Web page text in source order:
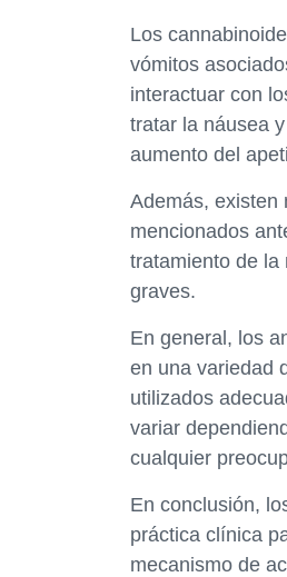
Los
vómitos
interactuar con
tratar la náusea
aumento del
Además, existen
mencionados
tratamiento de la
graves.
En general, los
en una variedad
utilizados
variar
cualquier
En conclusión,
práctica clínica
mecanismo de